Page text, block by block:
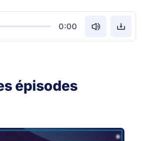
0:00
épisodes